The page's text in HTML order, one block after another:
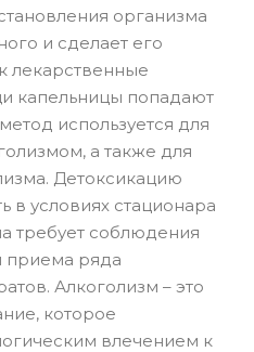
организма
и сделает его
лекарственные
капельницы попадают
используется для
а также для
Детоксикацию
в условиях стационара
требует соблюдения
приема ряда
Алкоголизм – это
которое
влечением к